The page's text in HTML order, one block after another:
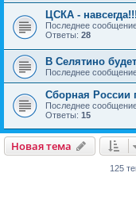
ЦСКА - навсегда!!!
Последнее
Ответы: 28
В Селятино
Последнее
Сборная России
Последнее
Ответы: 15
Новая тема
125